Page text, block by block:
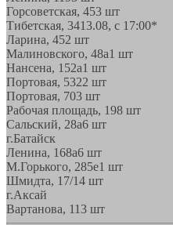
Горсоветская, 453 шт
Тибетская, 3413.08, с 17:00*
Ларина, 452 шт
Малиновского, 48а1 шт
Нансена, 152а1 шт
Портовая, 5322 шт
Портовая, 703 шт
Рабочая площадь, 198 шт
Сальский, 28a6 шт
г.Батайск
Ленина, 168а6 шт
М.Горького, 285е1 шт
Шмидта, 17/14 шт
г.Аксай
Вартанова, 113 шт